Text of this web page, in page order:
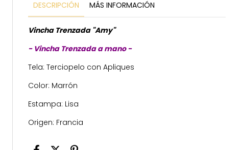
DESCRIPCIÓN MÁS INFORMACIÓN
Vincha Trenzada "Amy"
- Vincha Trenzada a mano -
Tela: Terciopelo con Apliques
Color: Marrón
Estampa: Lisa
Origen: Francia